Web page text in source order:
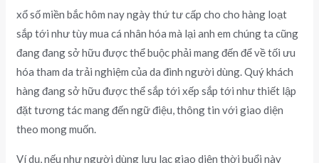
xổ số miền bắc hôm nay ngày thứ tư cấp cho cho hàng loạt
sắp tới như tùy mua cá nhân hóa mà lại anh em chúng ta cũng
đang đang sở hữu được thể buộc phải mang đến để về tối ưu
hóa tham da trải nghiệm của da đình người dùng. Quý khách
hàng đang sở hữu được thể sắp tới xếp sắp tới như thiết lập
đặt tương tác mang đến ngữ điệu, thông tin với giao diện
theo mong muốn.
Ví dụ, nếu như người dùng lưu lạc giao diện thời buổi này